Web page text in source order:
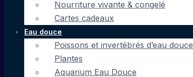
Nourriture vivante & congelé
Cartes cadeaux
Eau douce
Poissons et invertébrés d’eau douce
Plantes
Aquarium Eau Douce